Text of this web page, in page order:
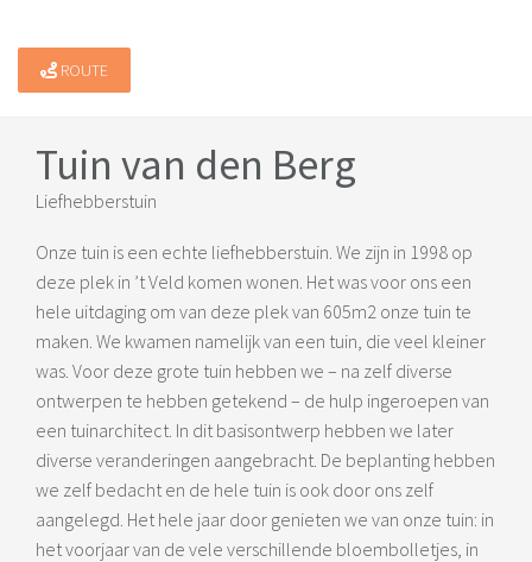
ROUTE
Tuin van den Berg
Liefhebberstuin
Onze tuin is een echte liefhebberstuin. We zijn in 1998 op
deze plek in ’t Veld komen wonen. Het was voor ons een
hele uitdaging om van deze plek van 605m2 onze tuin te
maken. We kwamen namelijk van een tuin, die veel kleiner
was. Voor deze grote tuin hebben we – na zelf diverse
ontwerpen te hebben getekend – de hulp ingeroepen van
een tuinarchitect. In dit basisontwerp hebben we later
diverse veranderingen aangebracht. De beplanting hebben
we zelf bedacht en de hele tuin is ook door ons zelf
aangelegd. Het hele jaar door genieten we van onze tuin: in
het voorjaar van de vele verschillende bloembolletjes, in